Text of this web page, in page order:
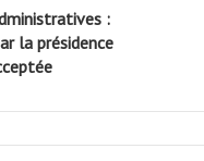
:
la présidence